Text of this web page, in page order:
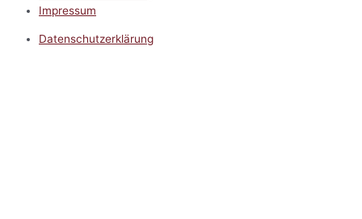
Impressum
Datenschutzerklärung